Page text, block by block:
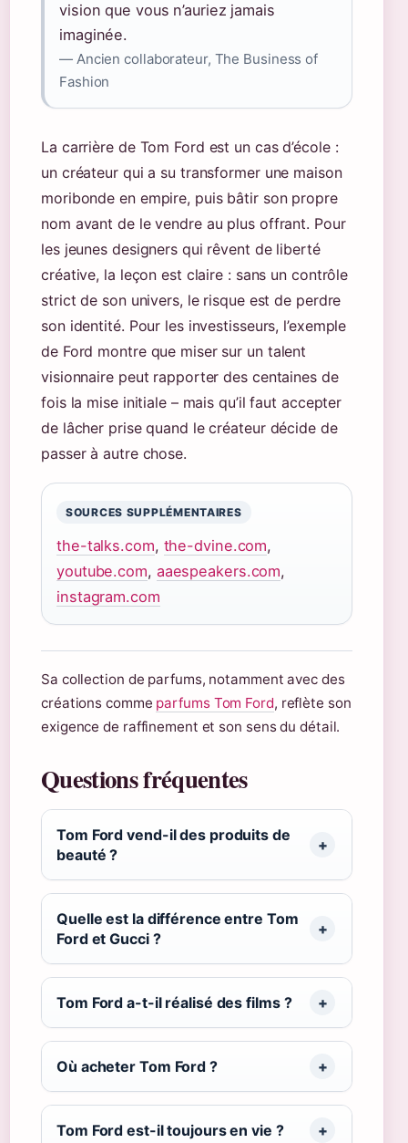
vision que vous n’auriez jamais
imaginée.
— Ancien collaborateur, The Business of
Fashion
La carrière de Tom Ford est un cas d’école :
un créateur qui a su transformer une maison
moribonde en empire, puis bâtir son propre
nom avant de le vendre au plus offrant. Pour
les jeunes designers qui rêvent de liberté
créative, la leçon est claire : sans un contrôle
strict de son univers, le risque est de perdre
son identité. Pour les investisseurs, l’exemple
de Ford montre que miser sur un talent
visionnaire peut rapporter des centaines de
fois la mise initiale – mais qu’il faut accepter
de lâcher prise quand le créateur décide de
passer à autre chose.
SOURCES SUPPLÉMENTAIRES
the-talks.com, the-dvine.com,
youtube.com, aaespeakers.com,
instagram.com
Sa collection de parfums, notamment avec des
créations comme parfums Tom Ford, reflète son
exigence de raffinement et son sens du détail.
Questions fréquentes
Tom Ford vend-il des produits de
beauté ?
Quelle est la différence entre Tom
Ford et Gucci ?
Tom Ford a-t-il réalisé des films ?
Où acheter Tom Ford ?
Tom Ford est-il toujours en vie ?